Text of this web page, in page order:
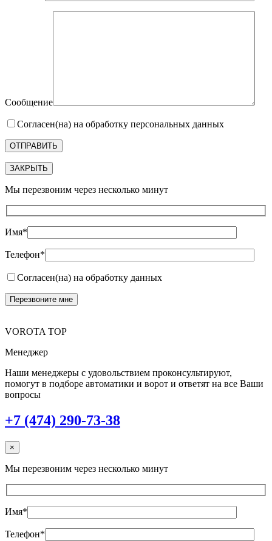
Сообщение
Согласен(на) на обработку персональных данных
ЗАКРЫТЬ
Мы перезвоним через несколько минут
Имя*
Телефон*
Согласен(на) на обработку данных
VOROTA TOP
Менеджер
Наши менеджеры с удовольствием проконсультируют,
помогут в подборе автоматики и ворот и ответят на все Ваши
вопросы
+7 (474) 290-73-38
×
Мы перезвоним через несколько минут
Имя*
Телефон*